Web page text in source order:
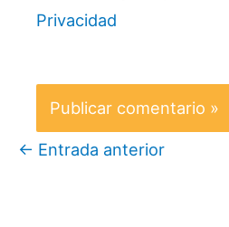
Privacidad
← Entrada anterior